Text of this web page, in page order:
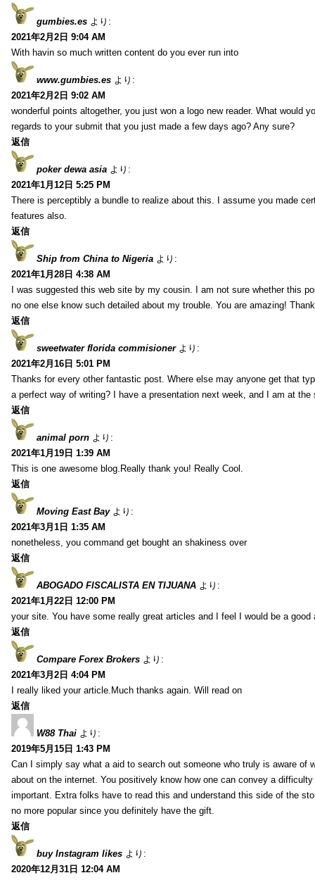
gumbies.es より:
2021年2月2日 9:04 AM
With havin so much written content do you ever run into
www.gumbies.es より:
2021年2月2日 9:02 AM
wonderful points altogether, you just won a logo new reader. What would
regards to your submit that you just made a few days ago? Any sure?
返信
poker dewa asia より:
2021年1月12日 5:25 PM
There is perceptibly a bundle to realize about this. I assume you made
features also.
返信
Ship from China to Nigeria より:
2021年1月28日 4:38 AM
I was suggested this web site by my cousin. I am not sure whether this
no one else know such detailed about my trouble. You are amazing!
返信
sweetwater florida commisioner より:
2021年2月16日 5:01 PM
Thanks for every other fantastic post. Where else may anyone get that
a perfect way of writing? I have a presentation next week, and I am at the
返信
animal porn より:
2021年1月19日 1:39 AM
This is one awesome blog.Really thank you! Really Cool.
返信
Moving East Bay より:
2021年3月1日 1:35 AM
nonetheless, you command get bought an shakiness over
返信
ABOGADO FISCALISTA EN TIJUANA より:
2021年1月22日 12:00 PM
your site. You have some really great articles and I feel I would be a good
返信
Compare Forex Brokers より:
2021年3月2日 4:04 PM
I really liked your article.Much thanks again. Will read on
返信
W88 Thai より:
2019年5月15日 1:43 PM
Can I simply say what a aid to search out someone who truly is aware of
about on the internet. You positively know how one can convey a
important. Extra folks have to read this and understand this side of the
no more popular since you definitely have the gift.
返信
buy Instagram likes より:
2020年12月31日 12:04 AM